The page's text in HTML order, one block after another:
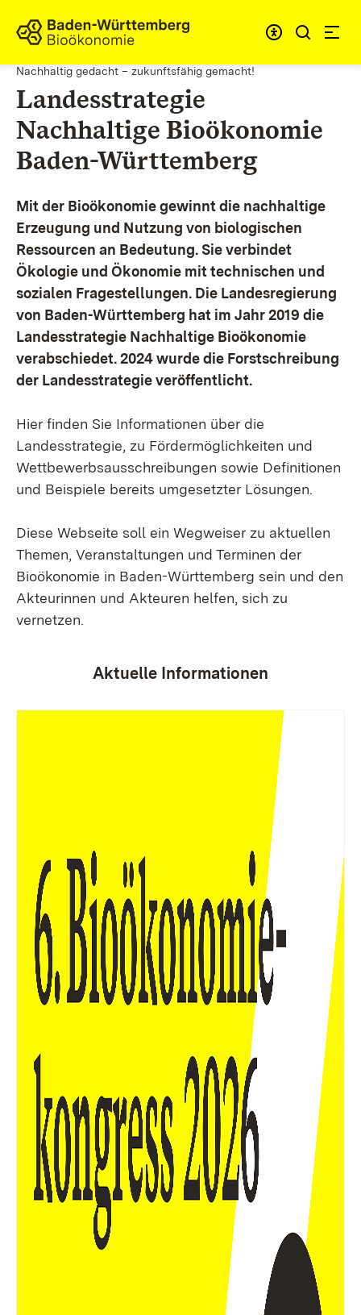
Zum Inhalt springen
Link zur Startseite
Nachhaltig gedacht – zukunftsfähig gemacht!
Landesstrategie
Nachhaltige Bioökonomie
Baden-Württemberg
Mit der Bioökonomie gewinnt die nachhaltige
Erzeugung und Nutzung von biologischen
Ressourcen an Bedeutung. Sie verbindet
Ökologie und Ökonomie mit technischen und
sozialen Fragestellungen. Die Landesregierung
von Baden-Württemberg hat im Jahr 2019 die
Landesstrategie Nachhaltige Bioökonomie
verabschiedet. 2024 wurde die Forstschreibung
der Landesstrategie veröffentlicht.
Hier finden Sie Informationen über die
Landesstrategie, zu Fördermöglichkeiten und
Wettbewerbsausschreibungen sowie Definitionen
und Beispiele bereits umgesetzter Lösungen.
Diese Webseite soll ein Wegweiser zu aktuellen
Themen, Veranstaltungen und Terminen der
Bioökonomie in Baden-Württemberg sein und den
Akteurinnen und Akteuren helfen, sich zu
vernetzen.
Aktuelle Informationen